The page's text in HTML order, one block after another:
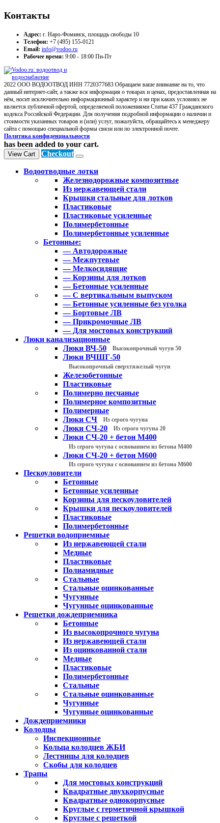
Контакты
Адрес: г. Наро-Фоминск, площадь свободы 10
Телефон: +7 (495) 155-0121
Email: info@vodoo.ru
Рабочее время: 9:00 - 18:00 Пн-Пт
2022 ООО ВОДООТВОД ИНН 7720377683 Обращаем ваше внимание на то, что
данный интернет-сайт, а также вся информация о товарах и ценах, предоставленная на
нём, носит исключительно информационный характер и ни при каких условиях не
является публичной офертой, определяемой положениями Статьи 437 Гражданского
кодекса Российской Федерации. Для получения подробной информации о наличии и
стоимости указанных товаров и (или) услуг, пожалуйста, обращайтесь к менеджеру
сайта с помощью специальной формы связи или по электронной почте.
Политика конфиденциальности
has been added to your cart.
View Cart Checkout
Водоотводные лотки
Железнодорожные композитные
Из нержавеющей стали
Крышки стальные для лотков
Пластиковые
Пластиковые усиленные
Полимербетонные
Полимербетонные усиленные
Бетонные:
— Автодорожные
— Межпутевые
— Мелкосидящие
— Корзины для лотков
— Бетонные усиленные
— С вертикальным выпуском
— Бетонные усиленные без уголка
— Бортовые ЛВ
— Прикромочные ЛВ
— Для мостовых конструкций
Люки канализационные
Люки ВЧ-50
Высокопрочный чугун 50
Люки ВЧШГ-50
Высокопрочный сверхтяжелый чугун
Железобетонные
Пластиковые
Полимерно песчаные
Полимерное композитные
Полимерные
Люки СЧ
Из серого чугуна
Люки СЧ-20 Из серого чугуна 20
Люки СЧ-20 + бетон М400
Из серого чугуна с основанием из бетона М400
Люки СЧ-20 + бетон М600
Из серого чугуна с основанием из бетона М600
Пескоуловители
Бетонные
Бетонные усиленные
Корзины для пескоуловителей
Крышки для пескоуловителей
Пластиковые
Полимербетонные
Решетки водоприемные
Из нержавеющей стали
Медные
Пластиковые
Полиамидные
Стальные
Стальные оцинкованные
Чугунные
Чугунные оцинкованные
Решетки дождеприемника
Бетонные
Из высокопрочного чугуна
Из нержавеющей стали
Из оцинкованной стали
Медные
Пластиковые
Полимербетонные
Стальные
Стальные оцинкованные
Чугунные
Чугунные оцинкованные
Дождеприемники
Колодцы
Инспекционные
Кольца колодцев ЖБИ
Лестницы для колодцев
Скобы для колодцев
Трапы
Для мостовых конструкций
Квадратные двухкорпусные
Квадратные однокорпусные
Круглые с герметичной крышкой
Круглые с решеткой